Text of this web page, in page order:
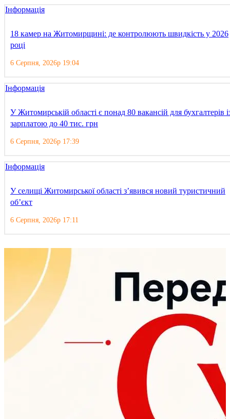
Інформація
18 камер на Житомирщині: де контролюють швидкість у 2026
році
6 Серпня, 2026р 19:04
Інформація
У Житомирській області є понад 80 вакансій для бухгалтерів
зарплатою до 40 тис. грн
6 Серпня, 2026р 17:39
Інформація
У селищі Житомирської області з’явився новий туристичний
об’єкт
6 Серпня, 2026р 17:11